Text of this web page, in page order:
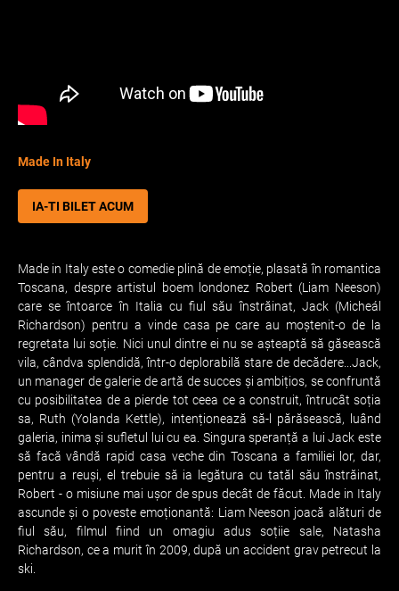
Made In Italy
IA-TI BILET ACUM
Made in Italy este o comedie plină de emoție, plasată în romantica
Toscana, despre artistul boem londonez Robert (Liam Neeson)
care se întoarce în Italia cu fiul său înstrăinat, Jack (Micheál
Richardson) pentru a vinde casa pe care au moștenit-o de la
regretata lui soție. Nici unul dintre ei nu se așteaptă să găsească
vila, cândva splendidă, într-o deplorabilă stare de decădere...Jack,
un manager de galerie de artă de succes și ambițios, se confruntă
cu posibilitatea de a pierde tot ceea ce a construit, întrucât soția
sa, Ruth (Yolanda Kettle), intenționează să-l părăsească, luând
galeria, inima și sufletul lui cu ea. Singura speranță a lui Jack este
să facă vândă rapid casa veche din Toscana a familiei lor, dar,
pentru a reuși, el trebuie să ia legătura cu tatăl său înstrăinat,
Robert - o misiune mai ușor de spus decât de făcut. Made in Italy
ascunde și o poveste emoționantă: Liam Neeson joacă alături de
fiul său, filmul fiind un omagiu adus soțiie sale, Natasha
Richardson, ce a murit în 2009, după un accident grav petrecut la
ski.